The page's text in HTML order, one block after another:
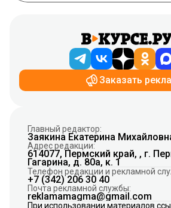
Заказать
Главный редактор:
Заякина Екатерина
Адрес редакции:
614077, Пермский край, , г.
Гагарина, д. 80а, к. 1
Телефон редакции и рекламной
+7 (342) 206 30 40
Почта рекламной службы:
reklamamagma@gmail.com
При использовании материалов